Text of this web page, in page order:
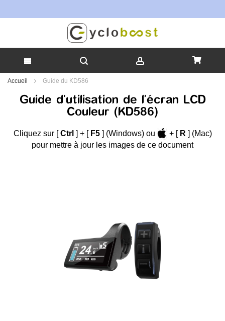
Allez
contenu
Accueil Guide du KD586
Guide d'utilisation de l'écran LCD
Couleur (KD586)
Cliquez sur [ Ctrl ] + [ F5 ] (Windows) ou + [ R ] (Mac)
pour mettre à jour les images de ce document